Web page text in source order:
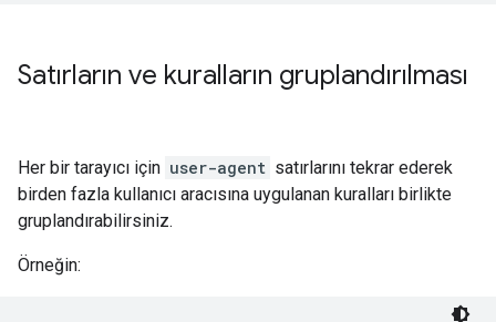
Satırların ve kuralların gruplandırılması
Her bir tarayıcı için user-agent satırlarını tekrar ederek
birden fazla kullanıcı aracısına uygulanan kuralları birlikte
gruplandırabilirsiniz.
Örneğin: